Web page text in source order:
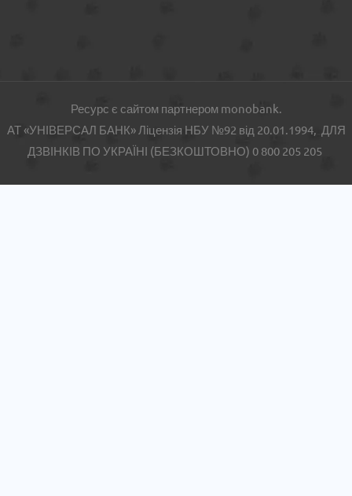
Ресурс є сайтом партнером monobank.
АТ «УНІВЕРСАЛ БАНК» Ліцензія НБУ №92 від 20.01.1994, ДЛЯ
ДЗВІНКІВ ПО УКРАЇНІ (БЕЗКОШТОВНО) 0 800 205 205